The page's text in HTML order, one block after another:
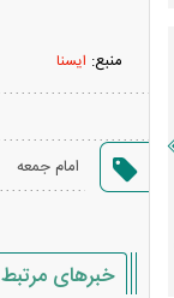
منبع: ایسنا
امام جمعه
خبرهای مرتبط
کدامیک بیشتر